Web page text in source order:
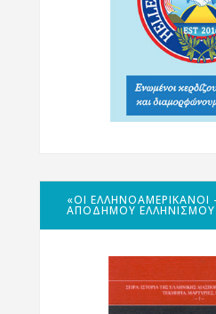
«ΟΙ ΕΛΛΗΝΟΑΜΕΡΙΚΑΝΟΊ
ΑΠΌΔΗΜΟΥ